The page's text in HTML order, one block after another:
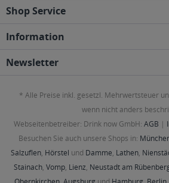
Shop Service
Information
Newsletter
* Alle Preise inkl. gesetzl. Mehrwertsteuer
wenn nicht anders
Webseitenbetreiber: Drink now GmbH: AGB |
Besuchen Sie auch unsere Shops in:
Salzuflen, Hörstel und Damme, Lathen,
Stainach, Vomp, Lienz, Neustadt am